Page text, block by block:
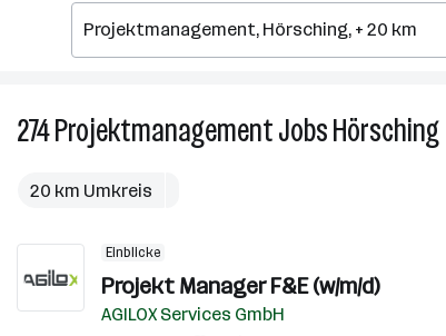
274ProjektmanagementJobsHörsching
20 km Umkreis
Einblicke
Projekt Manager F&E (w/m/d)
AGILOX Services GmbH